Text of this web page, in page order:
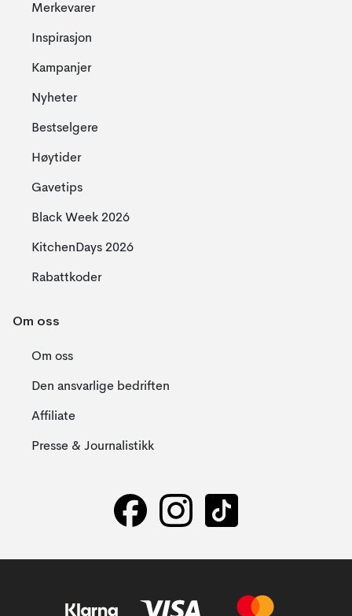
Merkevarer
Inspirasjon
Kampanjer
Nyheter
Bestselgere
Høytider
Gavetips
Black Week 2026
KitchenDays 2026
Rabattkoder
Om oss
Om oss
Den ansvarlige bedriften
Affiliate
Presse & Journalistikk